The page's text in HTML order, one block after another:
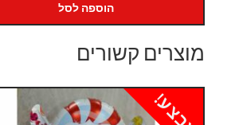
הוספה לסל
מוצרים קשורים